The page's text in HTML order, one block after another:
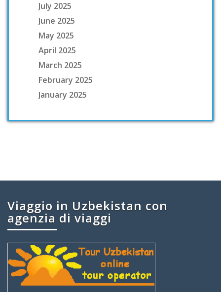
July 2025
June 2025
May 2025
April 2025
March 2025
February 2025
January 2025
Viaggio in Uzbekistan con
agenzia di viaggi